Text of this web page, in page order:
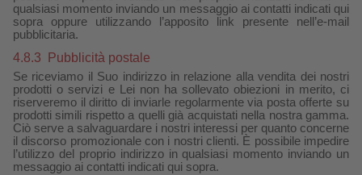
qualsiasi momento inviando un messaggio ai contatti indicati qui
sopra oppure utilizzando l’apposito link presente nell’e-mail
pubblicitaria.
4.8.3 Pubblicità postale
Se riceviamo il Suo indirizzo in relazione alla vendita dei nostri
prodotti o servizi e Lei non ha sollevato obiezioni in merito, ci
riserveremo il diritto di inviarle regolarmente via posta offerte su
prodotti simili rispetto a quelli già acquistati nella nostra gamma.
Ciò serve a salvaguardare i nostri interessi per quanto concerne
il discorso promozionale con i nostri clienti. È possibile impedire
l’utilizzo del proprio indirizzo in qualsiasi momento inviando un
messaggio ai contatti indicati qui sopra.